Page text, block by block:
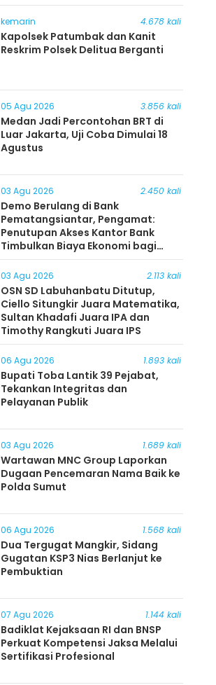
kemarin 4.678 kali
Kapolsek Patumbak dan Kanit
Reskrim Polsek Delitua Berganti
05 Agu 2026 3.856 kali
Medan Jadi Percontohan BRT di
Luar Jakarta, Uji Coba Dimulai 18
Agustus
03 Agu 2026 2.450 kali
Demo Berulang di Bank
Pematangsiantar, Pengamat:
Penutupan Akses Kantor Bank
Timbulkan Biaya Ekonomi bagi
Masyarakat
03 Agu 2026 2.113 kali
OSN SD Labuhanbatu Ditutup,
Ciello Situngkir Juara Matematika,
Sultan Khadafi Juara IPA dan
Timothy Rangkuti Juara IPS
06 Agu 2026 1.893 kali
Bupati Toba Lantik 39 Pejabat,
Tekankan Integritas dan
Pelayanan Publik
03 Agu 2026 1.689 kali
Wartawan MNC Group Laporkan
Dugaan Pencemaran Nama Baik ke
Polda Sumut
06 Agu 2026 1.568 kali
Dua Tergugat Mangkir, Sidang
Gugatan KSP3 Nias Berlanjut ke
Pembuktian
07 Agu 2026 1.144 kali
Badiklat Kejaksaan RI dan BNSP
Perkuat Kompetensi Jaksa Melalui
Sertifikasi Profesional